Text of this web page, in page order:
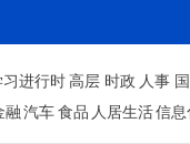
进行时高层 时政 人事
融汽车食品 人居生活信